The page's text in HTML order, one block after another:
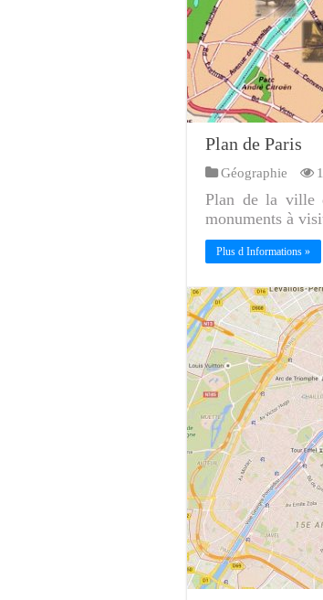
Plan de Paris
Géographie
Plan de la ville
monuments à
Plus d Informations »